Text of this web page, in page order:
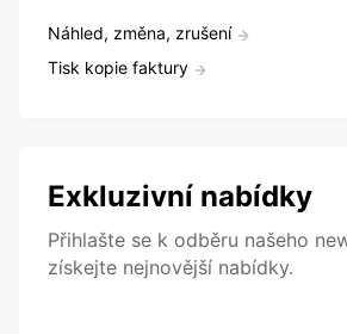
Náhled, změna, zrušení
Tisk kopie faktury
Exkluzivní nabídky
Přihlašte se k odběru našeho
získejte nejnovější nabídky.